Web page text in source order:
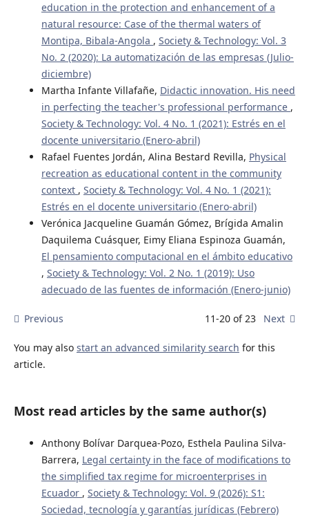
education in the protection and enhancement of a
natural resource: Case of the thermal waters of
Montipa, Bibala-Angola , Society & Technology: Vol. 3
No. 2 (2020): La automatización de las empresas (Julio-
diciembre)
Martha Infante Villafañe, Didactic innovation. His need
in perfecting the teacher's professional performance ,
Society & Technology: Vol. 4 No. 1 (2021): Estrés en el
docente universitario (Enero-abril)
Rafael Fuentes Jordán, Alina Bestard Revilla, Physical
recreation as educational content in the community
context , Society & Technology: Vol. 4 No. 1 (2021):
Estrés en el docente universitario (Enero-abril)
Verónica Jacqueline Guamán Gómez, Brígida Amalin
Daquilema Cuásquer, Eimy Eliana Espinoza Guamán,
El pensamiento computacional en el ámbito educativo
, Society & Technology: Vol. 2 No. 1 (2019): Uso
adecuado de las fuentes de información (Enero-junio)
Previous 11-20 of 23 Next
You may also start an advanced similarity search for this
article.
Most read articles by the same author(s)
Anthony Bolívar Darquea-Pozo, Esthela Paulina Silva-
Barrera, Legal certainty in the face of modifications to
the simplified tax regime for microenterprises in
Ecuador , Society & Technology: Vol. 9 (2026): S1:
Sociedad, tecnología y garantías jurídicas (Febrero)